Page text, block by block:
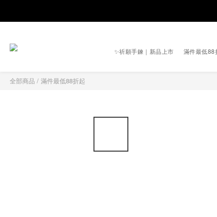
✨祈願手鍊｜新品上市 滿件最低88
全部商品 / 滿件最低88折起